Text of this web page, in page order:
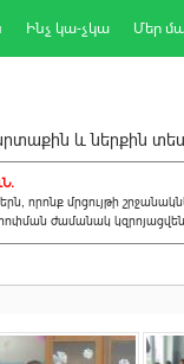
Ինչ կա-չկա Մեր
և ներքին
որոնք մրցույթի
ժամանակ